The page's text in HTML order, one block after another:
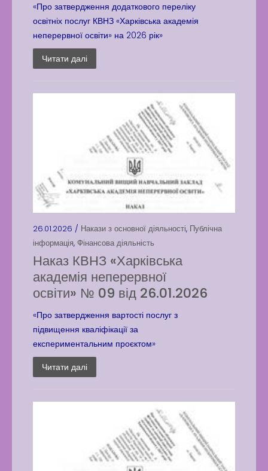
«Про затвердження додаткового переліку
освітніх послуг КВНЗ «Харківська академія
неперервної освіти» на 2026 рік»
Читати далі
26.01.2026 / Накази з основної діяльності, Публічна
інформація, Фінансова діяльність
Наказ КВНЗ «Харківська
академія неперервної
освіти» № 09 від 26.01.2026
«Про затвердження вартості послуг з
підвищення кваліфікації за
експериментальним проєктом»
Читати далі